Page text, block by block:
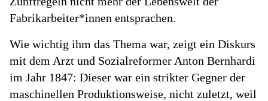
Fabrikarbeiter*innen entsprachen.
Wie wichtig ihm das Thema war, zeigt ein Diskurs
mit dem Arzt und Sozialreformer Anton Bernhardi
im Jahr 1847: Dieser war ein strikter Gegner der
maschinellen Produktionsweise, nicht zuletzt, weil